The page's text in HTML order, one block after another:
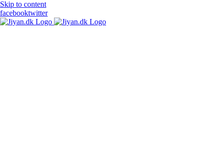
Skip to content
facebooktwitter